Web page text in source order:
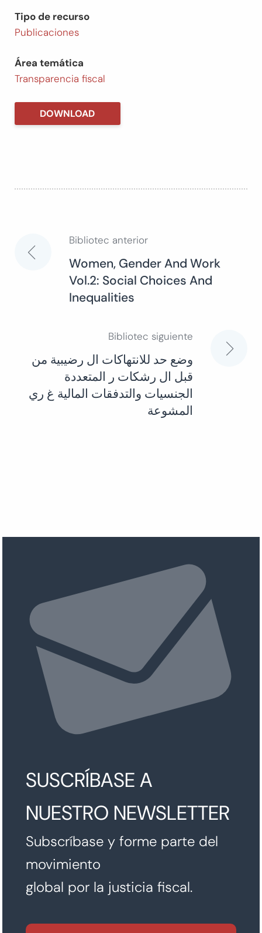
Tipo de recurso
Publicaciones
Área temática
Transparencia fiscal
DOWNLOAD
Navegación
Bibliotec anterior
Women, Gender And Work
Vol.2: Social Choices And
Inequalities
Bibliotec siguiente
وضع حد للانتهاكات ال رضيبية من
قبل ال رشكات ر المتعددة
الجنسيات والتدفقات المالية غ ري
المشوعة
SUSCRÍBASE A
NUESTRO NEWSLETTER
Subscríbase y forme parte del
movimiento
global por la justicia fiscal.